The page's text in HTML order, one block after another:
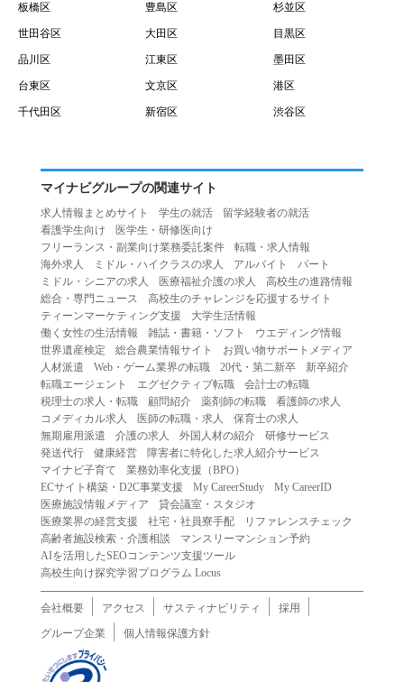
１２.「キャンセル」とは、賃貸借契約締結後から契約期間
開始日前までに、利用者が賃貸借契約を解除することを意
味します。
１３.「中途解約」とは、賃貸借契約期間の途中で、利用者
１.利用者は、本サービスを利用する上で次の各号に定める
とします。
（１）重複、虚偽の情報、または自己以外の情報を登録す
る行為
（２）第三者になりすまして本サービスを利用する行為
（３）当社または第三者の著作権等の知的財産権、プライ
バシー、その他の権利を侵害する行為
（４）当社または第三者を誹謗中傷する行為
（５）当社または第三者に不利益を与える行為
（６）営利を目的とした行為
（７）政治・選挙・宗教活動またはそれらに類する行為
（８）本サービスの運営を妨害する行為
（９）法令違反、犯罪行為、または公序良俗に反する行為
（１０）暴力的な要求行為、または法的な責任を超えた不
当な要求行為
（１１）その他当社が不適切であると判断する行為
２.当社は、前項の定めに該当する行為を行った利用者に対
の提供を停止または中断することができるものとします。
第５条（免責）
１.当社は、本サービスの利用（これらに伴う当社または第
三者の情報提供行為等を含みます）により、利用者に生じ
板橋区 豊島区 杉並区
世田谷区 大田区 目黒区
品川区 江東区 墨田区
台東区 文京区 港区
千代田区 新宿区 渋谷区
マイナビグループの関連サイト
求人情報まとめサイト 学生の就活
留学経験者の就活
看護学生向け
医学生・研修医向け
フリーランス・副業向け業務委託案件
転職・求人情報
海外求人
ミドル・ハイクラスの求人 アルバイト
パート
ミドル・シニアの求人
医療福祉介護の求人
高校生の進路情報
総合・専門ニュース
高校生のチャレンジを応援するサイト
ティーンマーケティング支援
大学生活情報
働く女性の生活情報
雑誌・書籍・ソフト
ウエディング情報
世界遺産検定
総合農業情報サイト
お買い物サポートメディア
人材派遣
Web・ゲーム業界の転職 20代・第二新卒
新卒紹介
転職エージェント
エグゼクティブ転職
会計士の転職
税理士の求人・転職
顧問紹介 薬剤師の転職
看護師の求人
コメディカル求人
医師の転職・求人
保育士の求人
無期雇用派遣
介護の求人 外国人材の紹介
研修サービス
発送代行
健康経営
障害者に特化した求人紹介サービス
マイナビ子育て
業務効率化支援（BPO）
ECサイト構築・D2C事業支援
My CareerStudy
My CareerID
医療施設情報メディア
貸会議室・スタジオ
医療業界の経営支援
社宅・社員寮手配
リファレンスチェック
高齢者施設検索・介護相談
マンスリーマンション予約
AIを活用したSEOコンテンツ支援ツール
高校生向け探究学習プログラム Locus
会社概要 アクセス サスティナビリティ
採用
グループ企業
個人情報保護方針